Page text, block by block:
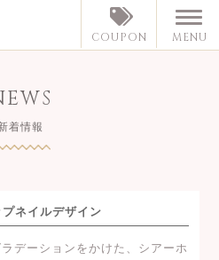
COUPON MENU
着情報
ネイルデザイン
デーションをかけた、シアーホ